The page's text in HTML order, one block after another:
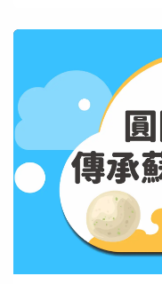
永續農業。此外實作
動，體驗資源循環與
資源引入，深化學生
解決問題能力及環境